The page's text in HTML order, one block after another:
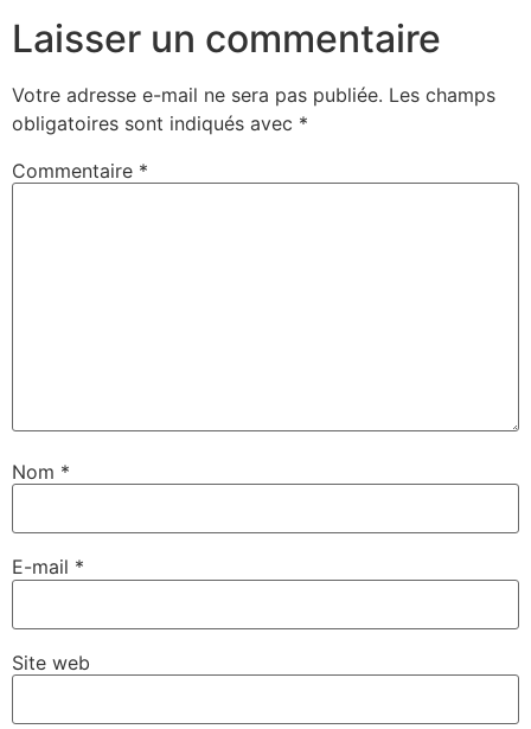
Laisser un commentaire
Votre adresse e-mail ne sera pas publiée. Les champs
obligatoires sont indiqués avec *
Commentaire *
Nom *
E-mail *
Site web